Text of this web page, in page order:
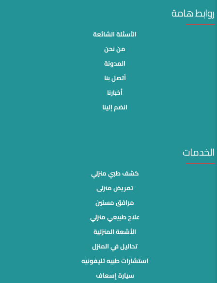
روابط هامة
الأسئلة الشائعة
من نحن
المدونة
أتصل بنا
أخبارنا
انضم إلينا
الخدمات
كشف طبي منزلي
تمريض منزلى
مرافق مسنين
علاج طبيعي منزلي
الأشعة المنزلية
تحاليل في المنزل
استشارات طبيه تليفونيه
سيارة إسعاف